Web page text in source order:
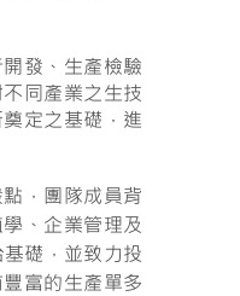
發、生產檢驗
同產業之生技
定之基礎，進
，團隊成員背
、企業管理及
礎，並致力投
富的生產單多